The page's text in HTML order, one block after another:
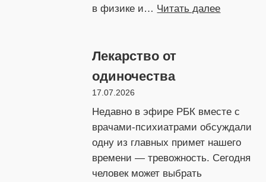
в физике и… Читать далее:
мёртвый
от
слез
Лекарство от
одиночества
17.07.2026
Недавно в эфире РБК вместе с
врачами-психиатрами обсуждали
одну из главных примет нашего
времени — тревожность. Сегодня
человек может выбрать